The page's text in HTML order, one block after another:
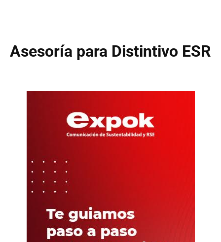
Asesoría para Distintivo ESR